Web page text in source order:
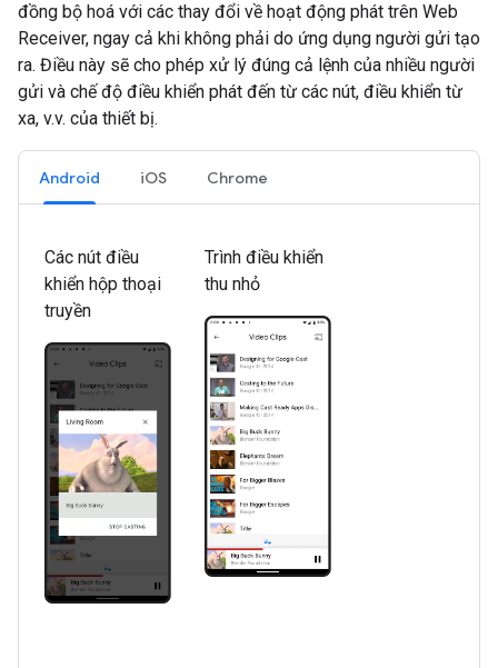
đồng bộ hoá với các thay đổi về hoạt động phát trên Web
Receiver, ngay cả khi không phải do ứng dụng người gửi tạo
ra. Điều này sẽ cho phép xử lý đúng cả lệnh của nhiều người
gửi và chế độ điều khiển phát đến từ các nút, điều khiển từ
xa, v.v. của thiết bị.
Android iOS Chrome
Các nút điều
khiển hộp thoại
truyền
Trình điều khiển
thu nhỏ